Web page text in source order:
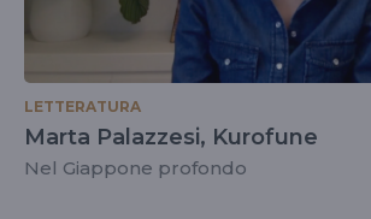
LETTERATURA
Marta Palazzesi, Kurofune
Nel Giappone profondo